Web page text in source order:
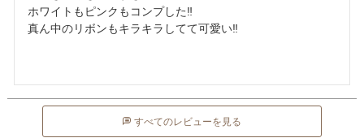
ホワイトもピンクもコンプした‼︎
真ん中のリボンもキラキラしてて可愛い‼︎
すべてのレビューを見る